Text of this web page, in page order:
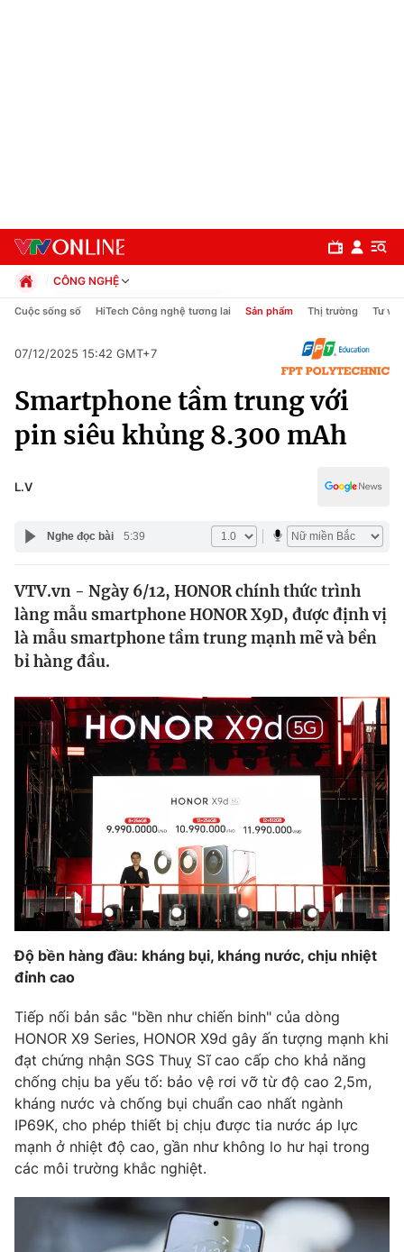
Chính trị
Thế giới
Tin tức
Câu chuyện quốc tế
Kinh tế
Tài chính
Thị trường
Góc doanh nghiệp
Dữ liệu và đời sống
Truyền hình
Phim VTV
Hậu trường
Nhân vật
Khán giả
Giải sao mai
Giải trí
Điện ảnh
Âm nhạc
Sao
Đời sống
Du lịch
Làm đẹp
Chất lượng cuộc sống
Giáo dục
Tuyển sinh
Học trực tuyến
Công nghệ
Hitech Công nghệ tương lai
Sản phẩm
Thị trường
Tư vấn
Giao lưu trực tuyến
Lịch phát sóng
Chuyên mục khác
Infographic
CÔNG NGHỆ
Chính trị
Pháp luật
Thể thao
Truyền hình
Văn hóa - Giải trí
Giáo dục
Cuộc sống số HiTech Công nghệ tương lai Sản phẩm Thị trường Tư vấn
07/12/2025 15:42 GMT+7
Smartphone tầm trung với
pin siêu khủng 8.300 mAh
L.V
Nghe đọc bài 5:39
VTV.vn - Ngày 6/12, HONOR chính thức trình
làng mẫu smartphone HONOR X9D, được định vị
là mẫu smartphone tầm trung mạnh mẽ và bền
bỉ hàng đầu.
Độ bền hàng đầu: kháng bụi, kháng nước, chịu nhiệt
đỉnh cao
Tiếp nối bản sắc "bền như chiến binh" của dòng
HONOR X9 Series, HONOR X9d gây ấn tượng mạnh khi
đạt chứng nhận SGS Thuỵ Sĩ cao cấp cho khả năng
chống chịu ba yếu tố: bảo vệ rơi vỡ từ độ cao 2,5m,
kháng nước và chống bụi chuẩn cao nhất ngành
IP69K, cho phép thiết bị chịu được tia nước áp lực
mạnh ở nhiệt độ cao, gần như không lo hư hại trong
các môi trường khắc nghiệt.